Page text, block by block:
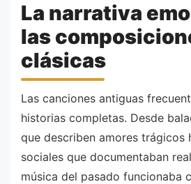
La narrativa
las
clásicas
Las canciones antiguas
historias completas. Desde
que describen amores trágicos
sociales que documentaban
música del pasado funcionaba